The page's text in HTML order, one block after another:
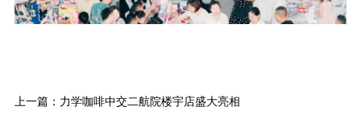
上一篇： 力学咖啡中交二航院楼宇店盛大亮相